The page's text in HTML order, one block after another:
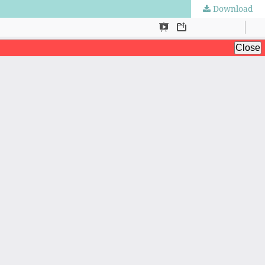
Download